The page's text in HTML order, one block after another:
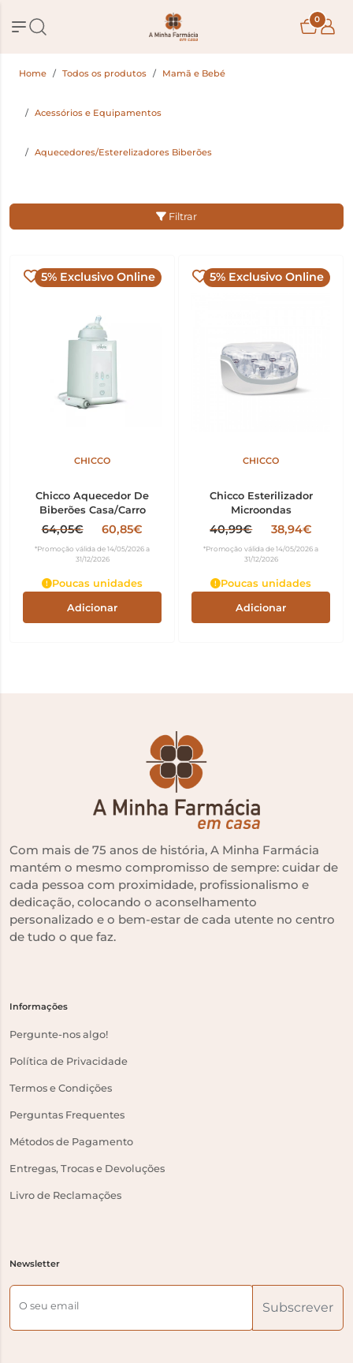
0
Home Todos os produtos Mamã e Bebé
Acessórios e Equipamentos
Aquecedores/Esterelizadores Biberões
Filtrar
5% Exclusivo Online
CHICCO
Chicco Aquecedor De
Biberões Casa/Carro
64,05€ 60,85€
*Promoção válida de 14/05/2026 a
31/12/2026
Poucas unidades
Adicionar
5% Exclusivo Online
CHICCO
Chicco Esterilizador
Microondas
40,99€ 38,94€
*Promoção válida de 14/05/2026 a
31/12/2026
Poucas unidades
Adicionar
Com mais de 75 anos de história, A Minha Farmácia
mantém o mesmo compromisso de sempre: cuidar de
cada pessoa com proximidade, profissionalismo e
dedicação, colocando o aconselhamento
personalizado e o bem-estar de cada utente no centro
de tudo o que faz.
Informações
Pergunte-nos algo!
Política de Privacidade
Termos e Condições
Perguntas Frequentes
Métodos de Pagamento
Entregas, Trocas e Devoluções
Livro de Reclamações
Newsletter
O seu email Subscrever